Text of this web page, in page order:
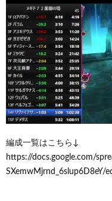
編成一覧はこちら↓
https://docs.google.com/
SXemwMjrnd_6slup6D8eY/